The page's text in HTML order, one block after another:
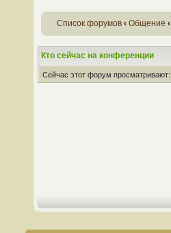
Список форумов ‹ Общение ‹
Кто сейчас на конференции
Сейчас этот форум просматривают: